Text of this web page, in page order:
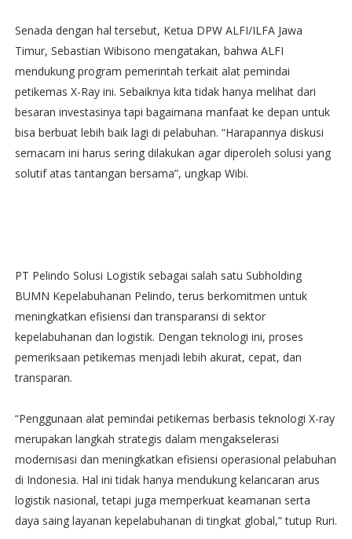
Senada dengan hal tersebut, Ketua DPW ALFI/ILFA Jawa
Timur, Sebastian Wibisono mengatakan, bahwa ALFI
mendukung program pemerintah terkait alat pemindai
petikemas X-Ray ini. Sebaiknya kita tidak hanya melihat dari
besaran investasinya tapi bagaimana manfaat ke depan untuk
bisa berbuat lebih baik lagi di pelabuhan. “Harapannya diskusi
semacam ini harus sering dilakukan agar diperoleh solusi yang
solutif atas tantangan bersama”, ungkap Wibi.
PT Pelindo Solusi Logistik sebagai salah satu Subholding
BUMN Kepelabuhanan Pelindo, terus berkomitmen untuk
meningkatkan efisiensi dan transparansi di sektor
kepelabuhanan dan logistik. Dengan teknologi ini, proses
pemeriksaan petikemas menjadi lebih akurat, cepat, dan
transparan.
“Penggunaan alat pemindai petikemas berbasis teknologi X-ray
merupakan langkah strategis dalam mengakselerasi
modernisasi dan meningkatkan efisiensi operasional pelabuhan
di Indonesia. Hal ini tidak hanya mendukung kelancaran arus
logistik nasional, tetapi juga memperkuat keamanan serta
daya saing layanan kepelabuhanan di tingkat global,” tutup Ruri.